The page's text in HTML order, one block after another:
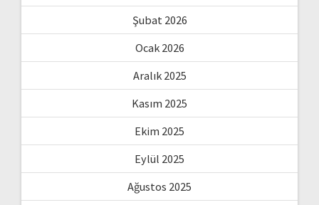
Şubat 2026
Ocak 2026
Aralık 2025
Kasım 2025
Ekim 2025
Eylül 2025
Ağustos 2025